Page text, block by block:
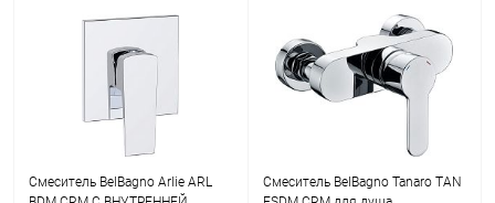
Смеситель BelBagno Arlie ARL
Смеситель BelBagno Tanaro TAN